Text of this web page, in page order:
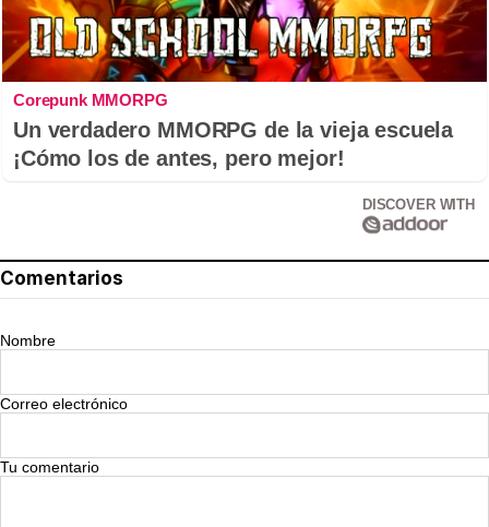
Corepunk MMORPG
Un verdadero MMORPG de la vieja escuela
¡Cómo los de antes, pero mejor!
DISCOVER WITH
Comentarios
Nombre
Correo electrónico
Tu comentario